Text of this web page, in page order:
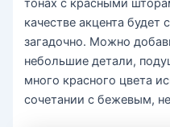
тонах с красными
качестве акцента будет
загадочно. Можно
небольшие детали,
много красного цвета
сочетании с бежевым,